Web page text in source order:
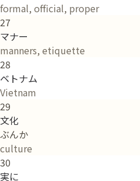
formal, official, proper
27
マナー
manners, etiquette
28
ベトナム
Vietnam
29
文化
ぶんか
culture
30
実に